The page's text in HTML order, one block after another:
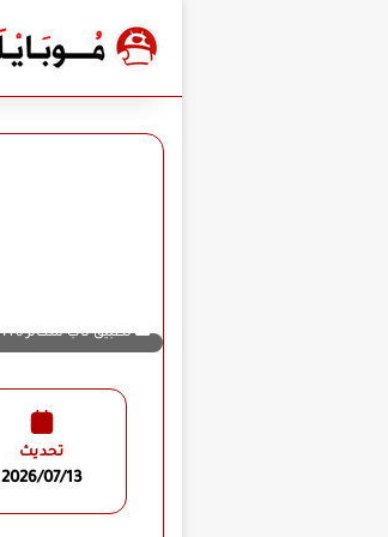
تطبيق تاب سكانر TapScanner Pro مهكر
تحديث
2026/07/13